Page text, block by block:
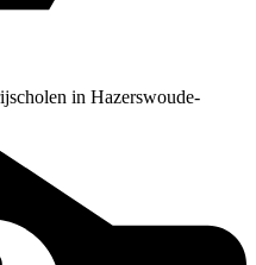
in Hazerswoude-